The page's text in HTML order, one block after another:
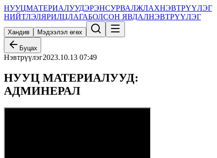
НУУЦМАТЕРИАЛУУДЭРЭНСУРВАЛЖЛАХНЭВТРҮҮЛЭГ
НИЙТЛЭЛЯРИЛЦЛАГАБОЛСОН ЯВДАЛНЭВТРҮҮЛЭГ
Хандив Мэдээлэл өгөх
Буцах
Нэвтрүүлэг2023.10.13 07:49
НУУЦ МАТЕРИАЛУУД:
АДМИНЕРАЛ